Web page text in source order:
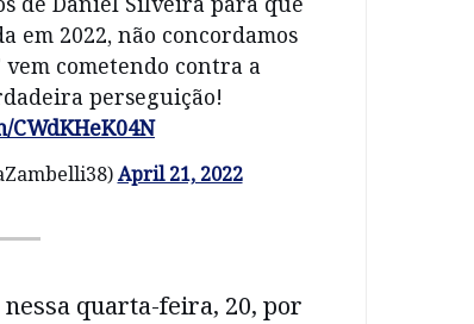
em 2022, não concordamos
vem cometendo contra a
perseguição!
April 21, 2022
nessa quarta-feira, 20, por